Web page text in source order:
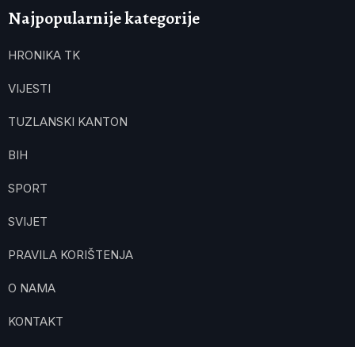
Najpopularnije kategorije
HRONIKA TK
VIJESTI
TUZLANSKI KANTON
BIH
SPORT
SVIJET
PRAVILA KORIŠTENJA
O NAMA
KONTAKT